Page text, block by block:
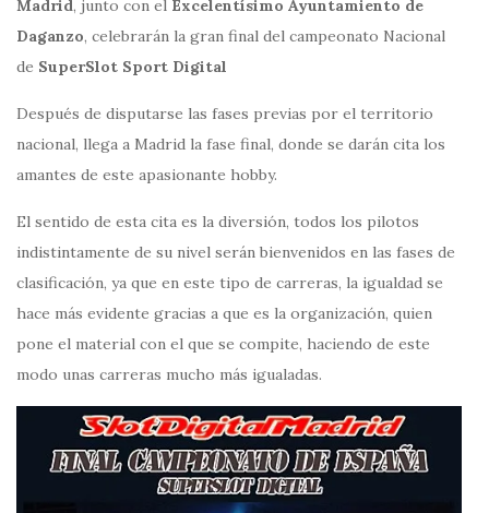
Madrid, junto con el Excelentísimo Ayuntamiento de
Daganzo, celebrarán la gran final del campeonato Nacional
de SuperSlot Sport Digital
Después de disputarse las fases previas por el territorio
nacional, llega a Madrid la fase final, donde se darán cita los
amantes de este apasionante hobby.
El sentido de esta cita es la diversión, todos los pilotos
indistintamente de su nivel serán bienvenidos en las fases de
clasificación, ya que en este tipo de carreras, la igualdad se
hace más evidente gracias a que es la organización, quien
pone el material con el que se compite, haciendo de este
modo unas carreras mucho más igualadas.